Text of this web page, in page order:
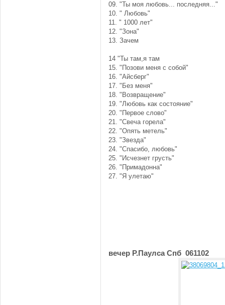
09. "Ты моя любовь... последняя..."
10. " Любовь"
11. " 1000 лет"
12. "Зона"
13. Зачем
14 "Ты там,я там
15. "Позови меня с собой"
16. "Айсберг"
17. "Без меня"
18. "Возвращение"
19. "Любовь как состояние"
20. "Первое слово"
21. "Свеча горела"
22. "Опять метель"
23. "Звезда"
24. "Спасибо, любовь"
25. "Исчезнет грусть"
26. "Примадонна"
27. "Я улетаю"
вечер Р.Паулса Спб 061102